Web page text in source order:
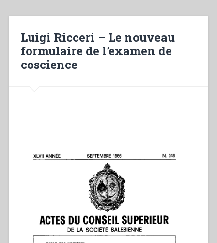
Luigi Ricceri – Le nouveau
formulaire de l’examen de
coscience